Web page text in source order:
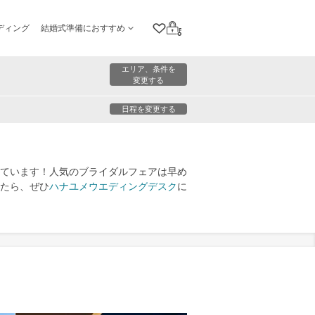
ィング 結婚式準備におすすめ
クリップリスト
ログイン
エリア、条件を
変更する
日程を変更する
います！人気のブライダルフェアは早め
ら、ぜひハナユメウエディングデスクに